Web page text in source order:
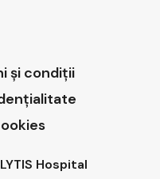
și condiții
Hospital